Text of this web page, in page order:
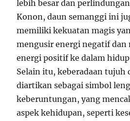
lebih besar dan
Konon, daun semanggi ini
memiliki kekuatan magis
mengusir energi negatif dan
energi positif ke dalam
Selain itu, keberadaan tujuh
diartikan sebagai simbol
keberuntungan, yang
aspek kehidupan, seperti